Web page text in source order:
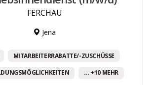
FERCHAU
Jena
MITARBEITERRABATTE/-ZUSCHÜSSE
... +10 MEHR